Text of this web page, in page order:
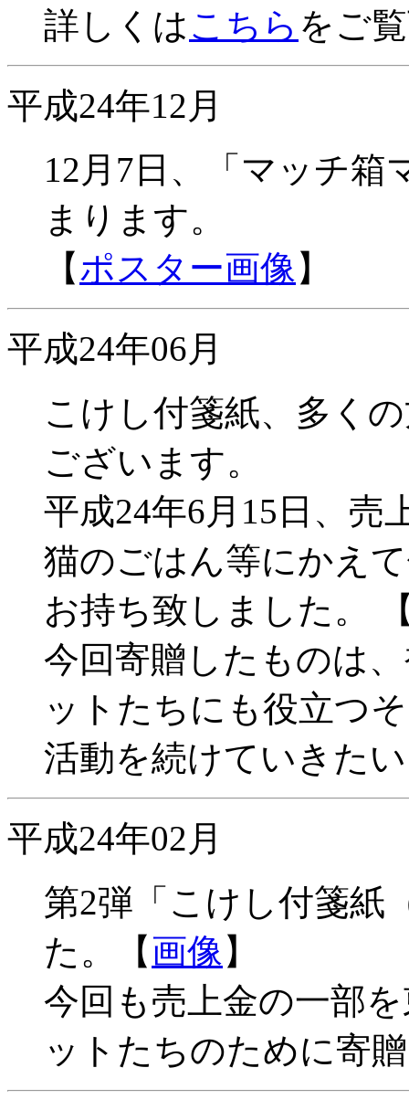
詳しくはこちら をご
平成24年12月
12月7日、「マッチ箱
まります。
【ポスター画像 】
平成24年06月
こけし付箋紙、多く
ございます。
平成24年6月15日、売
猫のごはん等にかえ
お持ち致しました。
今回寄贈したものは
ットたちにも役立つ
活動を続けていきた
平成24年02月
第2弾「こけし付箋紙
た。【 画像 】
今回も売上金の一部
ットたちのために寄